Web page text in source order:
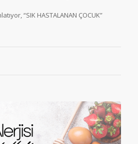
“SIK HASTALANAN ÇOCUK”